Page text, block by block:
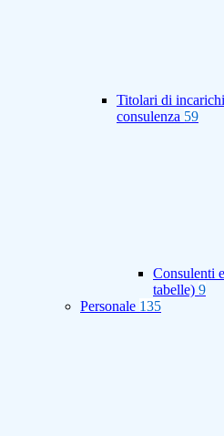
Titolari di
consulenza 59
Consulenti
tabelle) 9
Personale 135